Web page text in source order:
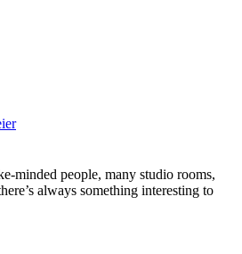
minded people, many studio rooms,
always something interesting to